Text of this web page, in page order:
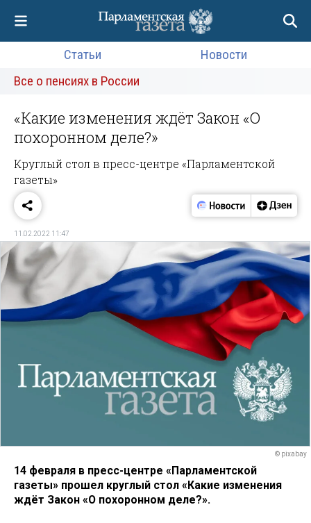
Статьи
Новости
Все о пенсиях в России
«Какие изменения ждёт Закон «О
похоронном деле?»
Круглый стол в пресс-центре «Парламентской
газеты»
11.02.2022 11:47
© pixabay
14 февраля в пресс-центре «Парламентской
газеты» прошел круглый стол «Какие изменения
ждёт Закон «О похоронном деле?».